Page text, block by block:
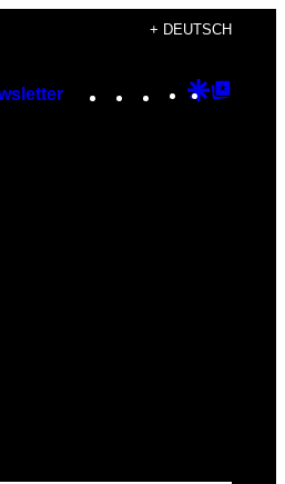
+ DEUTSCH
Instagram
TikTok
YouTube
Google